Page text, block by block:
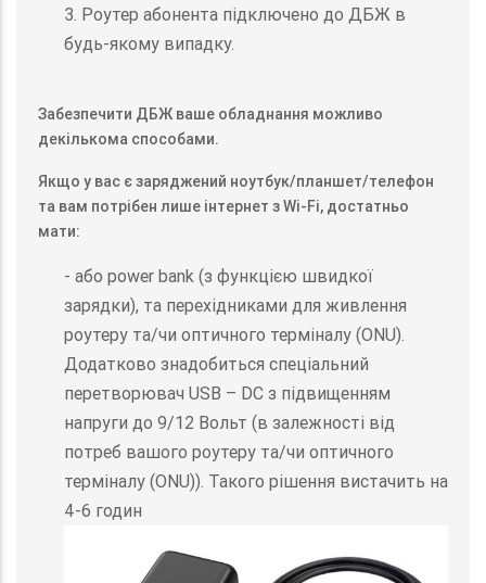
3. Роутер абонента підключено до ДБЖ в
будь-якому випадку.
Забезпечити ДБЖ ваше обладнання можливо
декількома способами.
Якщо у вас є заряджений ноутбук/планшет/телефон
та вам потрібен лише інтернет з Wi-Fi, достатньо
мати:
- або power bank (з функцією швидкої
зарядки), та перехідниками для живлення
роутеру та/чи оптичного терміналу (ONU).
Додатково знадобиться спеціальний
перетворювач USB – DC з підвищенням
напруги до 9/12 Вольт (в залежності від
потреб вашого роутеру та/чи оптичного
терміналу (ONU)). Такого рішення вистачить на
4-6 годин